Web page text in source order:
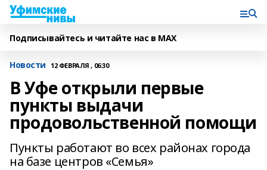
Подписывайтесь и читайте нас в MAX
Новости 12 ФЕВРАЛЯ , 06:30
В Уфе открыли первые
пункты выдачи
продовольственной помощи
Пункты работают во всех районах города
на базе центров «Семья»